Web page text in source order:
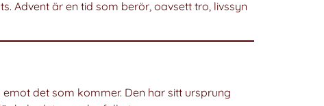
Advent är en tid som berör, oavsett tro, livssyn
det som kommer. Den har sitt ursprung